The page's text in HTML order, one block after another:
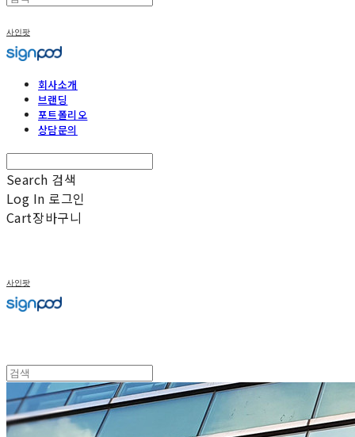
사인팟
회사소개
브랜딩
포트폴리오
상담문의
Search 검색
Log In 로그인
Cart장바구니
사인팟